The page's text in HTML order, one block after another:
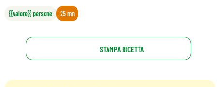
{{valore}} persone 25 mn
STAMPA RICETTA